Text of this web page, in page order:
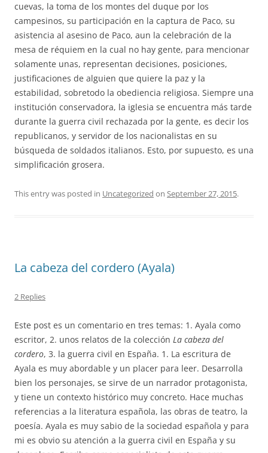
cuevas, la toma de los montes del duque por los
campesinos, su participación en la captura de Paco, su
asistencia al asesino de Paco, aun la celebración de la
mesa de réquiem en la cual no hay gente, para mencionar
solamente unas, representan decisiones, posiciones,
justificaciones de alguien que quiere la paz y la
estabilidad, sobretodo la obediencia religiosa. Siempre una
institución conservadora, la iglesia se encuentra más tarde
durante la guerra civil rechazada por la gente, es decir los
republicanos, y servidor de los nacionalistas en su
búsqueda de soldados italianos. Esto, por supuesto, es una
simplificación grosera.
This entry was posted in Uncategorized on September 27, 2015.
La cabeza del cordero (Ayala)
2 Replies
Este post es un comentario en tres temas: 1. Ayala como
escritor, 2. unos relatos de la colección La cabeza del
cordero, 3. la guerra civil en España. 1. La escritura de
Ayala es muy abordable y un placer para leer. Desarrolla
bien los personajes, se sirve de un narrador protagonista,
y tiene un contexto histórico muy concreto. Hace muchas
referencias a la literatura española, las obras de teatro, la
poesía. Ayala es muy sabio de la sociedad española y para
mi es obvio su atención a la guerra civil en España y su